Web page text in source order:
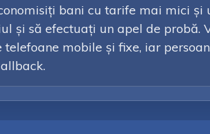
bani cu tarife mai mici
și să efectuați un apel de probă.
mobile și fixe, iar